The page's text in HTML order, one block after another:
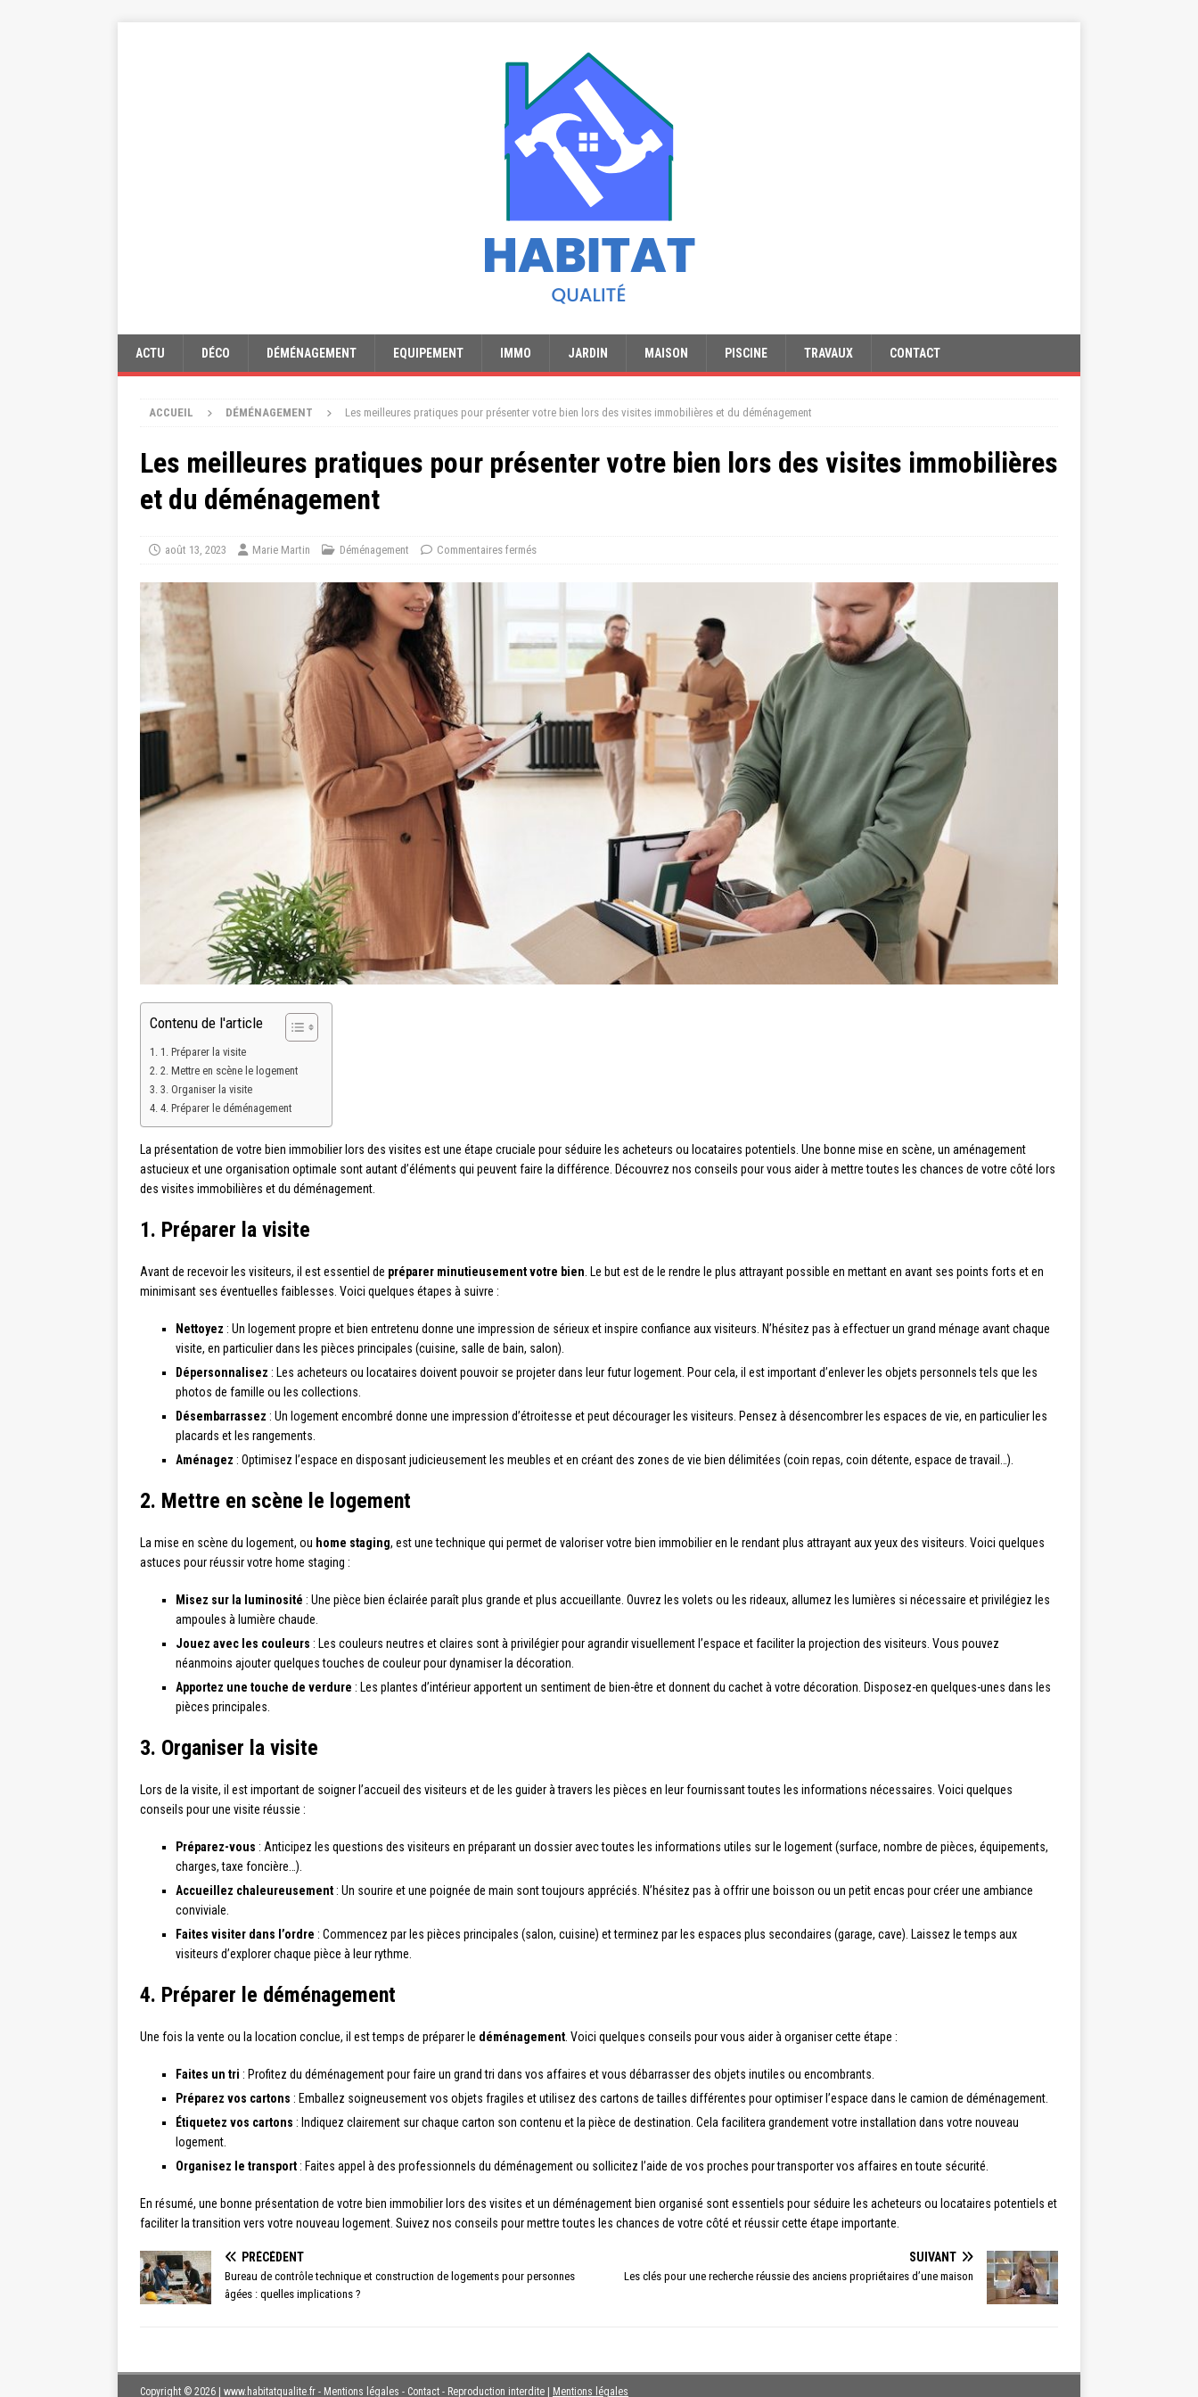
ACTU DÉCO DÉMÉNAGEMENT EQUIPEMENT IMMO JARDIN MAISON PISCINE TRAVAUX CONTACT
ACCUEIL DÉMÉNAGEMENT Les meilleures pratiques pour présenter votre bien lors des visites immobilières et du déménagement
Les meilleures pratiques pour présenter votre bien lors des visites immobilières
et du déménagement
août 13, 2023 Marie Martin Déménagement Commentaires fermés
Contenu de l'article
1. Préparer la visite
2. Mettre en scène le logement
3. Organiser la visite
4. Préparer le déménagement
La présentation de votre bien immobilier lors des visites est une étape cruciale pour séduire les acheteurs ou locataires potentiels. Une bonne mise en scène, un aménagement
astucieux et une organisation optimale sont autant d’éléments qui peuvent faire la différence. Découvrez nos conseils pour vous aider à mettre toutes les chances de votre côté lors
des visites immobilières et du déménagement.
1. Préparer la visite
Avant de recevoir les visiteurs, il est essentiel de préparer minutieusement votre bien . Le but est de le rendre le plus attrayant possible en mettant en avant ses points forts et en
minimisant ses éventuelles faiblesses. Voici quelques étapes à suivre :
Nettoyez : Un logement propre et bien entretenu donne une impression de sérieux et inspire confiance aux visiteurs. N’hésitez pas à effectuer un grand ménage avant chaque
visite, en particulier dans les pièces principales (cuisine, salle de bain, salon).
Dépersonnalisez : Les acheteurs ou locataires doivent pouvoir se projeter dans leur futur logement. Pour cela, il est important d’enlever les objets personnels tels que les
photos de famille ou les collections.
Désembarrassez : Un logement encombré donne une impression d’étroitesse et peut décourager les visiteurs. Pensez à désencombrer les espaces de vie, en particulier les
placards et les rangements.
Aménagez : Optimisez l’espace en disposant judicieusement les meubles et en créant des zones de vie bien délimitées (coin repas, coin détente, espace de travail…).
2. Mettre en scène le logement
La mise en scène du logement, ou home staging, est une technique qui permet de valoriser votre bien immobilier en le rendant plus attrayant aux yeux des visiteurs. Voici quelques
astuces pour réussir votre home staging :
Misez sur la luminosité : Une pièce bien éclairée paraît plus grande et plus accueillante. Ouvrez les volets ou les rideaux, allumez les lumières si nécessaire et privilégiez les
ampoules à lumière chaude.
Jouez avec les couleurs : Les couleurs neutres et claires sont à privilégier pour agrandir visuellement l’espace et faciliter la projection des visiteurs. Vous pouvez
néanmoins ajouter quelques touches de couleur pour dynamiser la décoration.
Apportez une touche de verdure : Les plantes d’intérieur apportent un sentiment de bien-être et donnent du cachet à votre décoration. Disposez-en quelques-unes dans les
pièces principales.
3. Organiser la visite
Lors de la visite, il est important de soigner l’accueil des visiteurs et de les guider à travers les pièces en leur fournissant toutes les informations nécessaires. Voici quelques
conseils pour une visite réussie :
Préparez-vous : Anticipez les questions des visiteurs en préparant un dossier avec toutes les informations utiles sur le logement (surface, nombre de pièces, équipements,
charges, taxe foncière…).
Accueillez chaleureusement : Un sourire et une poignée de main sont toujours appréciés. N’hésitez pas à offrir une boisson ou un petit encas pour créer une ambiance
conviviale.
Faites visiter dans l’ordre : Commencez par les pièces principales (salon, cuisine) et terminez par les espaces plus secondaires (garage, cave). Laissez le temps aux
visiteurs d’explorer chaque pièce à leur rythme.
4. Préparer le déménagement
Une fois la vente ou la location conclue, il est temps de préparer le déménagement . Voici quelques conseils pour vous aider à organiser cette étape :
Faites un tri : Profitez du déménagement pour faire un grand tri dans vos affaires et vous débarrasser des objets inutiles ou encombrants.
Préparez vos cartons : Emballez soigneusement vos objets fragiles et utilisez des cartons de tailles différentes pour optimiser l’espace dans le camion de déménagement.
Étiquetez vos cartons : Indiquez clairement sur chaque carton son contenu et la pièce de destination. Cela facilitera grandement votre installation dans votre nouveau
logement.
Organisez le transport : Faites appel à des professionnels du déménagement ou sollicitez l’aide de vos proches pour transporter vos affaires en toute sécurité.
En résumé, une bonne présentation de votre bien immobilier lors des visites et un déménagement bien organisé sont essentiels pour séduire les acheteurs ou locataires potentiels et
faciliter la transition vers votre nouveau logement. Suivez nos conseils pour mettre toutes les chances de votre côté et réussir cette étape importante.
PRÉCÉDENT
Bureau de contrôle technique et construction de logements pour personnes
âgées : quelles implications ?
SUIVANT
Les clés pour une recherche réussie des anciens propriétaires d’une maison
Copyright © 2026 | www.habitatqualite.fr - Mentions légales - Contact - Reproduction interdite Mentions légales